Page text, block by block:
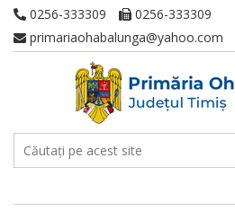
0256-333309
0256-333309
primariaohabalunga@yahoo.com